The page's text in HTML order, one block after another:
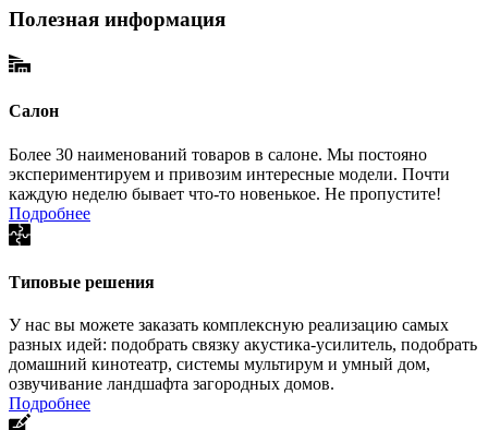
Полезная информация
Салон
Более 30 наименований товаров в салоне. Мы постояно
экспериментируем и привозим интересные модели. Почти
каждую неделю бывает что-то новенькое. Не пропустите!
Подробнее
Типовые решения
У нас вы можете заказать комплексную реализацию самых
разных идей: подобрать связку акустика-усилитель, подобрать
домашний кинотеатр, системы мультирум и умный дом,
озвучивание ландшафта загородных домов.
Подробнее